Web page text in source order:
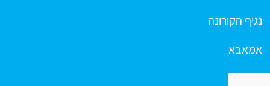
נגיף הקורונה
אמאבא